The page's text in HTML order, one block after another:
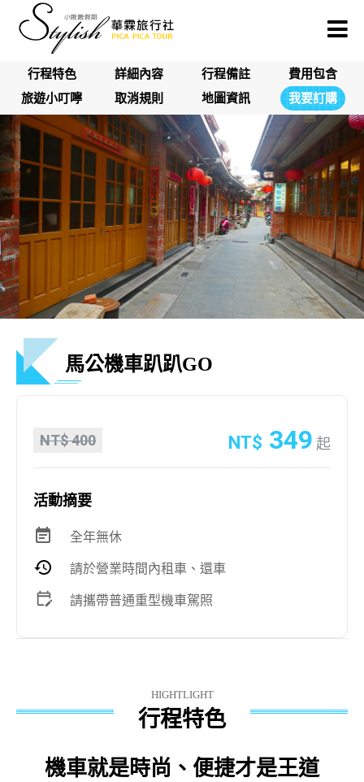
馬公機車趴趴GO
HIGHTLIGHT
行程特色
機車就是時尚、便捷才是王道
NT$ 400 NT$ 349 起
活動摘要
全年無休
請於營業時間內租車、還車
請攜帶普通重型機車駕照
行程特色 詳細內容 行程備註
費用包含
旅遊小叮嚀
取消規則 地圖資訊 我要訂購